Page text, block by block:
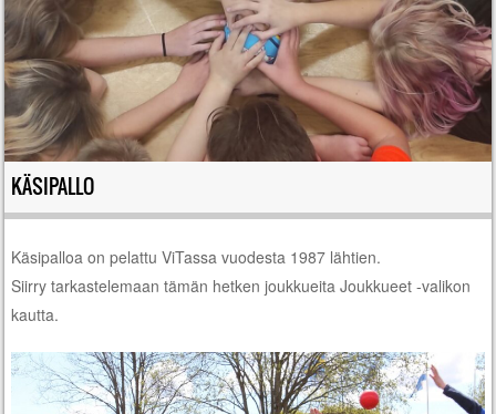
KÄSIPALLO
Käsipalloa on pelattu ViTassa vuodesta 1987 lähtien.
Siirry tarkastelemaan tämän hetken joukkueita Joukkueet -valikon
kautta.